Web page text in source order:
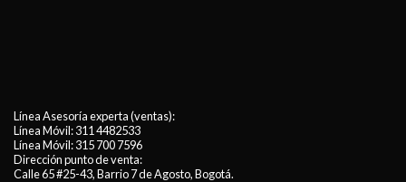
Línea Asesoría experta (ventas):
Línea Móvil:311 4482533
Línea Móvil:315 700 7596
Dirección punto de venta:
Calle 65 #25-43, Barrio 7 de Agosto, Bogotá.